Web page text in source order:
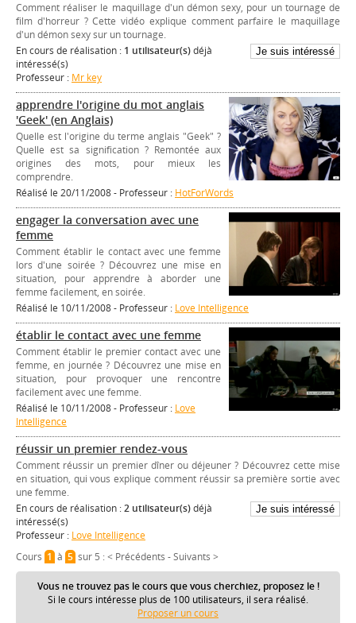
Comment réaliser le maquillage d'un démon sexy, pour un tournage de
film d'horreur ? Cette vidéo explique comment parfaire le maquillage
d'un démon sexy sur un tournage.
En cours de réalisation : 1 utilisateur(s)déjà
intéressé(s)
Professeur : Mr key
apprendre l'origine du mot anglais
'Geek' (en Anglais)
Quelle est l'origine du terme anglais "Geek" ?
Quelle est sa signification ? Remontée aux
origines des mots, pour mieux les
comprendre.
Réalisé le 20/11/2008 - Professeur : HotForWords
engager la conversation avec une
femme
Comment établir le contact avec une femme
lors d'une soirée ? Découvrez une mise en
situation, pour apprendre à aborder une
femme facilement, en soirée.
Réalisé le 10/11/2008 - Professeur : Love Intelligence
établir le contact avec une femme
Comment établir le premier contact avec une
femme, en journée ? Découvrez une mise en
situation, pour provoquer une rencontre
facilement avec une femme.
Réalisé le 10/11/2008 - Professeur : Love
Intelligence
réussir un premier rendez-vous
Comment réussir un premier dîner ou déjeuner ? Découvrez cette mise
en situation, qui vous explique comment réussir sa première sortie avec
une femme.
En cours de réalisation :2 utilisateur(s)déjà
intéressé(s)
Professeur : Love Intelligence
Cours 1à 5sur 5 :< Précédents -Suivants >
Vous ne trouvez pas le cours que vous cherchiez, proposez le !
Si le cours intéresse plus de 100 utilisateurs, il sera réalisé.
Proposer un cours